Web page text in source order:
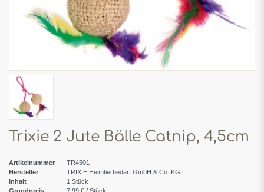
Trixie 2 Jute Bälle Catnip, 4,5cm
Artikelnummer
TR4501
Hersteller
TRIXIE Heimtierbedarf GmbH & Co. KG
Inhalt
1 Stück
Grundpreis
7,99 € / Stück